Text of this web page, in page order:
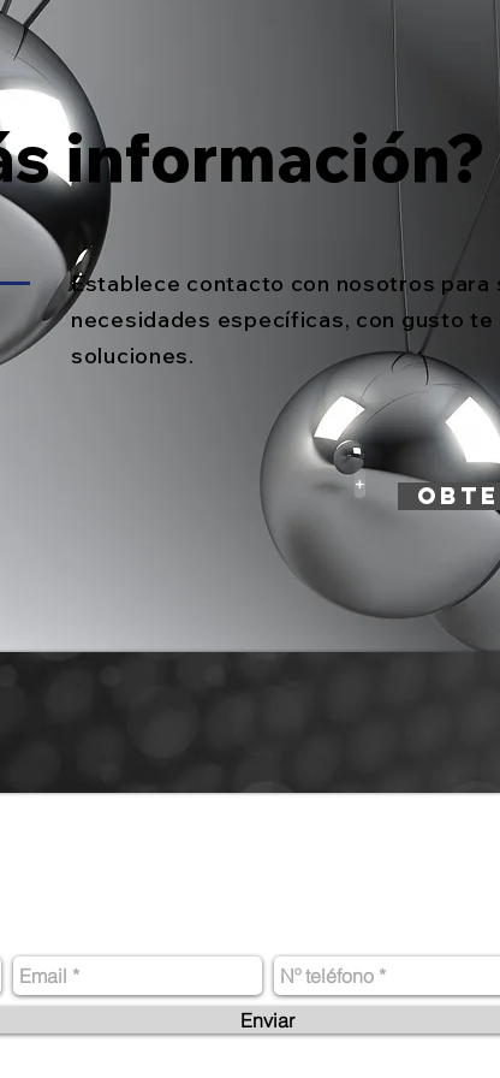
información?
Establece contacto con nosotros para
necesidades específicas, con gusto te
soluciones.
+
Enviar